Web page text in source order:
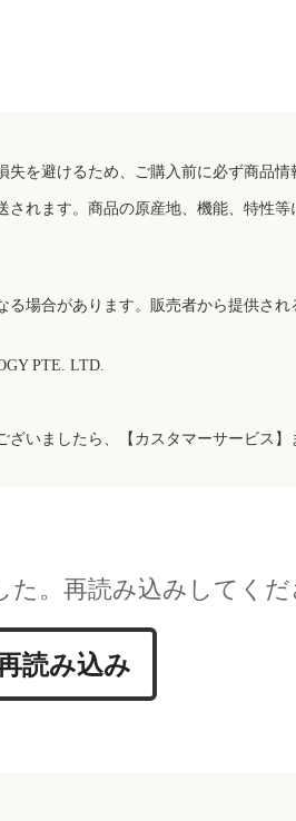
を避けるため、ご購入前に必ず商品情
れます。商品の原産地、機能、特性
場合があります。販売者から提供さ
PTE. LTD.
いましたら、【カスタマーサービス
た。再読み込みしてくだ
読み込み